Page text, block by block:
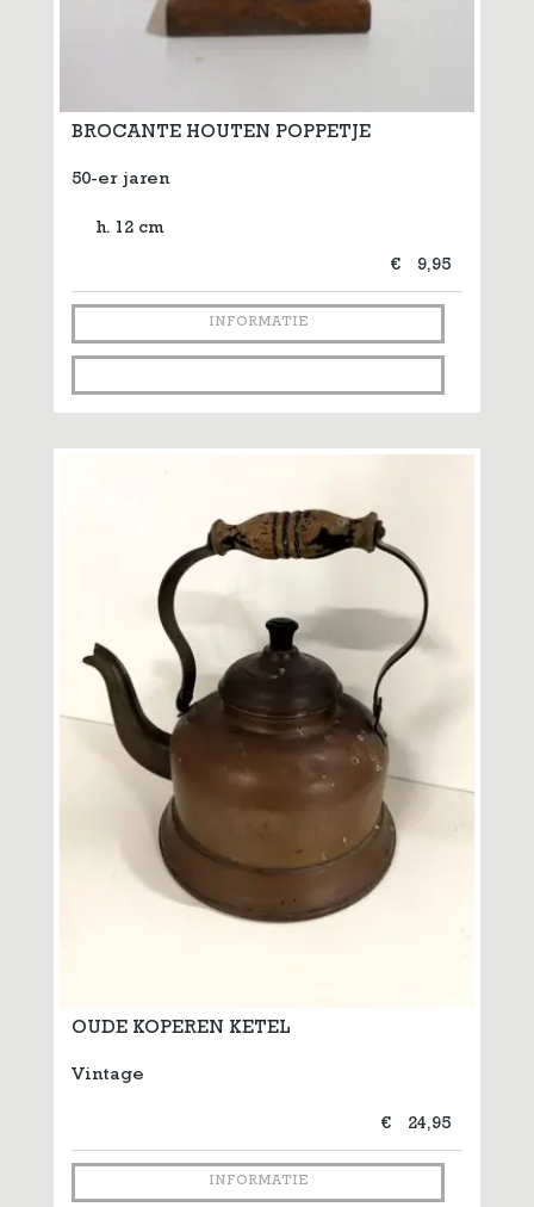
BROCANTE HOUTEN POPPETJE
50-er jaren
h. 12 cm
€ 9,95
INFORMATIE
OUDE KOPEREN KETEL
Vintage
€ 24,95
INFORMATIE